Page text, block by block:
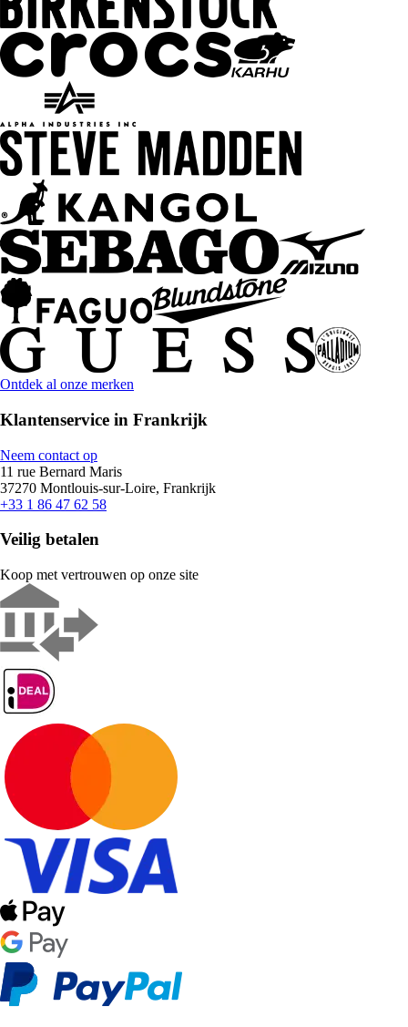
Ontdek al onze merken
Klantenservice in Frankrijk
Neem contact op
11 rue Bernard Maris
37270 Montlouis-sur-Loire, Frankrijk
+33 1 86 47 62 58
Veilig betalen
Koop met vertrouwen op onze site